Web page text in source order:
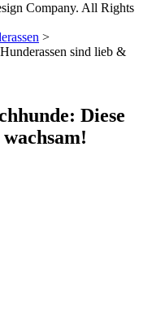
Company. All Rights
>
sind lieb &
Diese